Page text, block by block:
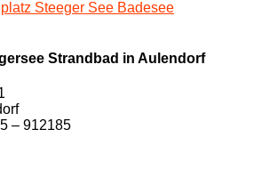
Strandbad in Aulendorf
– 912185